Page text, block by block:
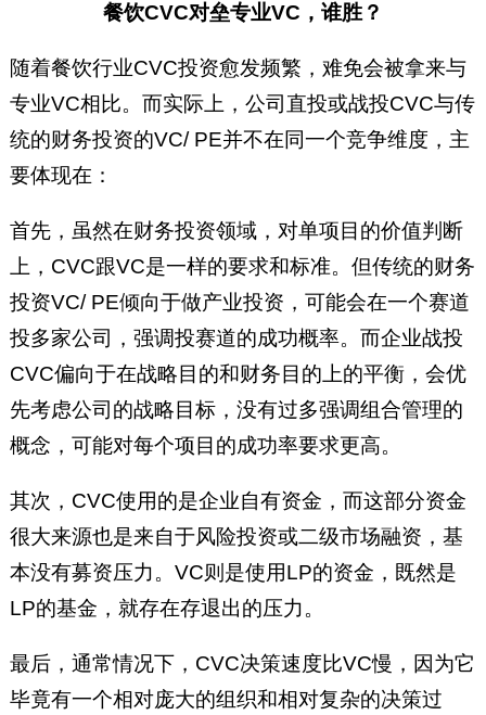
餐饮CVC对垒专业VC，谁胜？
随着餐饮行业CVC投资愈发频繁，难免会被拿来与
专业VC相比。而实际上，公司直投或战投CVC与传
统的财务投资的VC/ PE并不在同一个竞争维度，主
要体现在：
首先，虽然在财务投资领域，对单项目的价值判断
上，CVC跟VC是一样的要求和标准。但传统的财务
投资VC/ PE倾向于做产业投资，可能会在一个赛道
投多家公司，强调投赛道的成功概率。而企业战投
CVC偏向于在战略目的和财务目的上的平衡，会优
先考虑公司的战略目标，没有过多强调组合管理的
概念，可能对每个项目的成功率要求更高。
其次，CVC使用的是企业自有资金，而这部分资金
很大来源也是来自于风险投资或二级市场融资，基
本没有募资压力。VC则是使用LP的资金，既然是
LP的基金，就存在存退出的压力。
最后，通常情况下，CVC决策速度比VC慢，因为它
毕竟有一个相对庞大的组织和相对复杂的决策过